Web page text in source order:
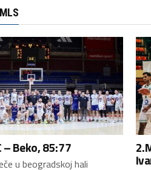
– Beko, 85:77
u beogradskoj hali